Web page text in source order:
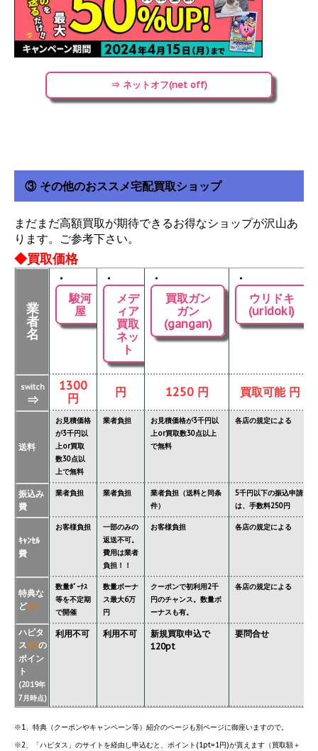
⇒ ネットオフ(net off)
③ その他のおススメ宅配買取ショップ
まだまだ高額買取が期待できるお得なショップが沢山あ
ります。ご参考下さい。
◆買取価格
業
者
名
・
駿河
屋
・
メデ
ィア
買取
ネッ
ト
・
買取ガン
ガン
(gangan)
・
ウリドキ
(uridoki)
switch
⇒
1300
円
円 1250 円 買取可能 円
送料
お見積価格
が3千円以
上or買取
数30点以
上で無料
業者負担
お見積価格が3千円以
上or買取数30点以上
で無料
各店の規定による
振込み
費
業者負担 業者負担
業者負担（送料と同条
件）
5千円以下の振込申請
は、手数料250円
ｷｬﾝｾﾙ
費
お客様負担
一部のみの
返送不可。
費用は業者
負担！！
お客様負担 各店の規定による
特典な
ど※1
数量ﾎﾞｰﾅｽ
等を不定期
で開催
数量ボーナ
ス最大6万
円
クーポンで初利用2千
円のチャンス。数量ボ
ーナスも有。
各店の規定による
ハピタ
ス※2の
ポイン
ト
(2019年
7月時点)
利用不可 利用不可
新規買取申込で
120pt
要問合せ
※1、特典（クーポンやキャンペーン等）紹介のページも別ページに御座いますので。
※2、「ハピタス」のサイトを経由し申込むと、ポイント(1pt=1円)が貰えます（買取額＋